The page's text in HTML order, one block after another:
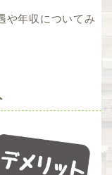
や年収についてみ